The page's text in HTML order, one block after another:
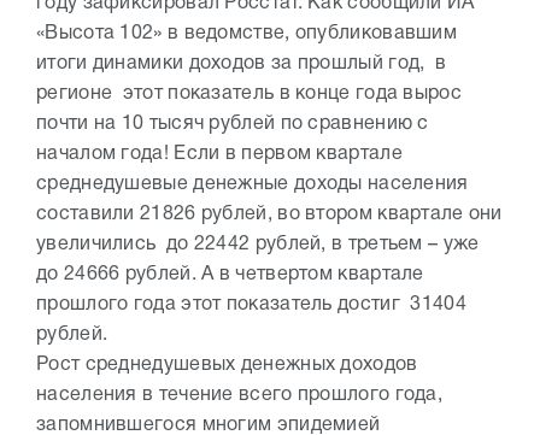
году зафиксировал Росстат. Как сообщили ИА
«Высота 102» в ведомстве, опубликовавшим
итоги динамики доходов за прошлый год, в
регионе этот показатель в конце года вырос
почти на 10 тысяч рублей по сравнению с
началом года! Если в первом квартале
среднедушевые денежные доходы населения
составили 21826 рублей, во втором квартале они
увеличились до 22442 рублей, в третьем – уже
до 24666 рублей. А в четвертом квартале
прошлого года этот показатель достиг 31404
рублей.
Рост среднедушевых денежных доходов
населения в течение всего прошлого года,
запомнившегося многим эпидемией